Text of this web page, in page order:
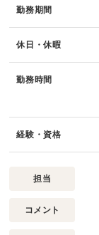
勤務期間
休日・休暇
勤務時間
経験・資格
担当
コメント